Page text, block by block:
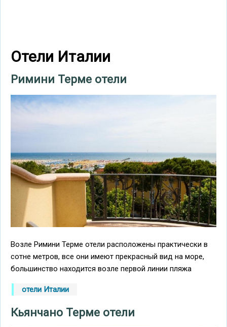
Отели Италии
Римини Терме отели
Возле Римини Терме отели расположены практически в
сотне метров, все они имеют прекрасный вид на море,
большинство находится возле первой линии пляжа
отели Италии
Кьянчано Терме отели